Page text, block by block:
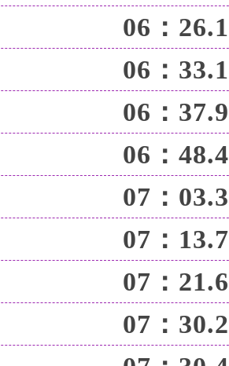
06：26.1
06：33.1
06：37.9
06：48.4
07：03.3
07：13.7
07：21.6
07：30.2